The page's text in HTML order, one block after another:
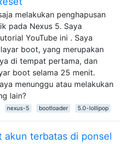
melakukan penghapusan
pada Nexus 5. Saya
YouTube ini . Saya
boot, yang merupakan
di tempat pertama, dan
boot selama 25 menit.
menunggu atau melakukan
lain?
nexus-5 bootloader 5.0-lollipop
akun terbatas di ponsel